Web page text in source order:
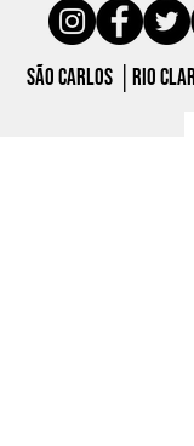
São carlos │Rio